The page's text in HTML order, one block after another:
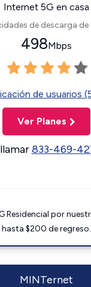
Internet 5G en casa
de descarga de
498Mbps
de usuarios
Ver Planes
833-469-
Residencial por
hasta $200 de regreso.
MINTernet